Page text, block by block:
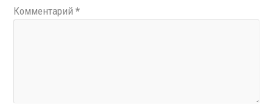
Комментарий*